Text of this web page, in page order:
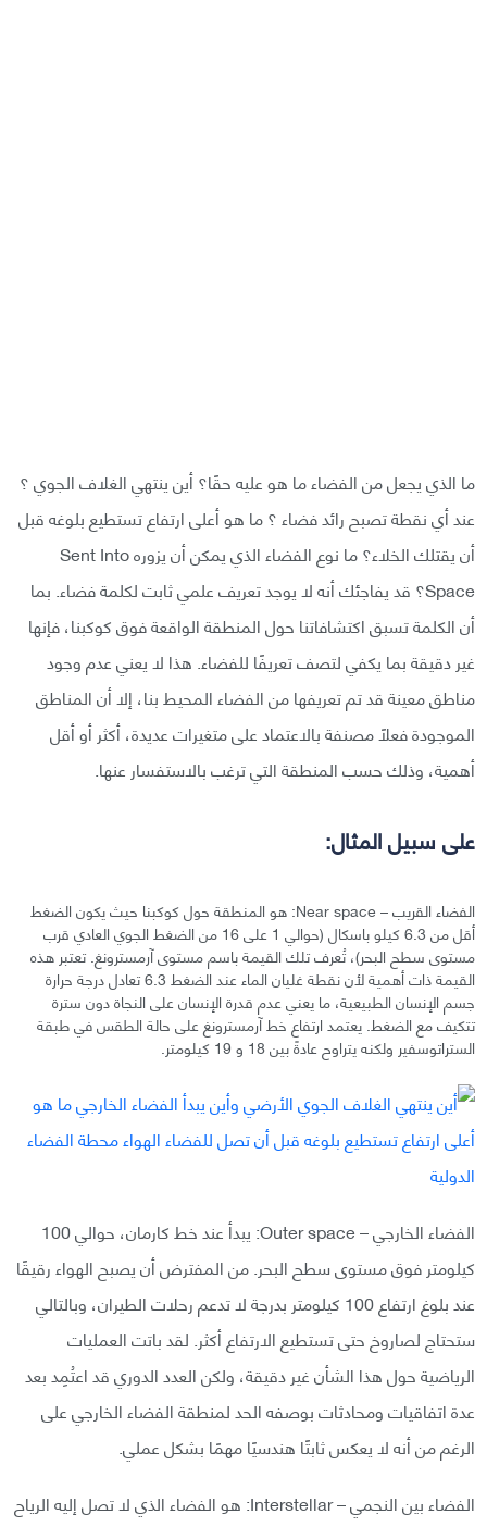
ما الذي يجعل من الفضاء ما هو عليه حقًا؟ أين ينتهي الغلاف الجوي ؟
عند أي نقطة تصبح رائد فضاء ؟ ما هو أعلى ارتفاع تستطيع بلوغه قبل
أن يقتلك الخلاء؟ ما نوع الفضاء الذي يمكن أن يزوره Sent Into
Space؟ قد يفاجئك أنه لا يوجد تعريف علمي ثابت لكلمة فضاء. بما
أن الكلمة تسبق اكتشافاتنا حول المنطقة الواقعة فوق كوكبنا، فإنها
غير دقيقة بما يكفي لتصف تعريفًا للفضاء. هذا لا يعني عدم وجود
مناطق معينة قد تم تعريفها من الفضاء المحيط بنا، إلا أن المناطق
الموجودة فعلًا مصنفة بالاعتماد على متغيرات عديدة، أكثر أو أقل
أهمية، وذلك حسب المنطقة التي ترغب بالاستفسار عنها.
على سبيل المثال:
الفضاء القريب – Near space: هو المنطقة حول كوكبنا حيث يكون الضغط
أقل من 6.3 كيلو باسكال (حوالي 1 على 16 من الضغط الجوي العادي قرب
مستوى سطح البحر)، تُعرف تلك القيمة باسم مستوى آرمسترونغ. تعتبر هذه
القيمة ذات أهمية لأن نقطة غليان الماء عند الضغط 6.3 تعادل درجة حرارة
جسم الإنسان الطبيعية، ما يعني عدم قدرة الإنسان على النجاة دون سترة
تتكيف مع الضغط. يعتمد ارتفاع خط آرمسترونغ على حالة الطقس في طبقة
الستراتوسفير ولكنه يتراوح عادةً بين 18 و 19 كيلومتر.
الفضاء الخارجي – Outer space: يبدأ عند خط كارمان، حوالي 100
كيلومتر فوق مستوى سطح البحر. من المفترض أن يصبح الهواء رقيقًا
عند بلوغ ارتفاع 100 كيلومتر بدرجة لا تدعم رحلات الطيران، وبالتالي
ستحتاج لصاروخ حتى تستطيع الارتفاع أكثر. لقد باتت العمليات
الرياضية حول هذا الشأن غير دقيقة، ولكن العدد الدوري قد اعتُمِد بعد
عدة اتفاقيات ومحادثات بوصفه الحد لمنطقة الفضاء الخارجي على
الرغم من أنه لا يعكس ثابتًا هندسيًا مهمًا بشكل عملي.
الفضاء بين النجمي – Interstellar: هو الفضاء الذي لا تصل إليه الرياح